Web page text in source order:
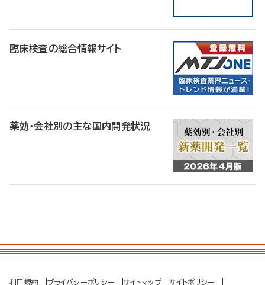
臨床検査の総合情報サイト
薬効・会社別の主な国内開発状況
利用規約 プライバシーポリシー サイトマップ サイトポリシー